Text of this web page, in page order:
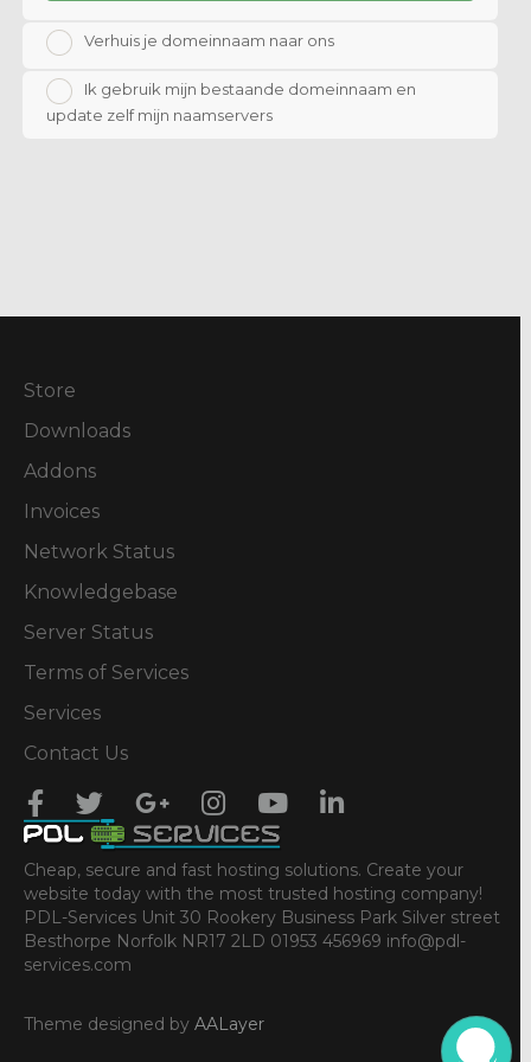
Verhuis je domeinnaam naar ons
Ik gebruik mijn bestaande domeinnaam en
update zelf mijn naamservers
Store
Downloads
Addons
Invoices
Network Status
Knowledgebase
Server Status
Terms of Services
Services
Contact Us
Cheap, secure and fast hosting solutions. Create your
website today with the most trusted hosting company!
PDL-Services Unit 30 Rookery Business Park Silver street
Besthorpe Norfolk NR17 2LD 01953 456969 info@pdl-
services.com
Theme designed by AALayer